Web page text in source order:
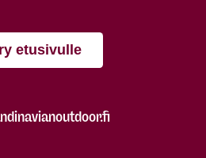
etusivulle